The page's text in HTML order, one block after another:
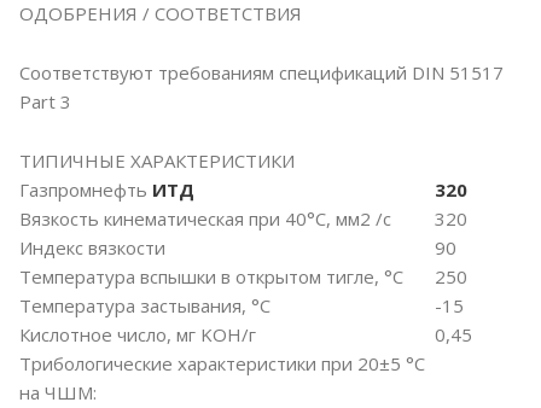
ОДОБРЕНИЯ / СООТВЕТСТВИЯ
Соответствуют требованиям спецификаций DIN 51517
Part 3
ТИПИЧНЫЕ ХАРАКТЕРИСТИКИ
Газпромнефть ИТД
320
Вязкость кинематическая при 40°С, мм2 /с
320
Индекс вязкости
90
Температура вспышки в открытом тигле, °С
250
Температура застывания, °С
-15
Кислотное число, мг KOH/г
0,45
Трибологические характеристики при 20±5 °С
на ЧШМ: